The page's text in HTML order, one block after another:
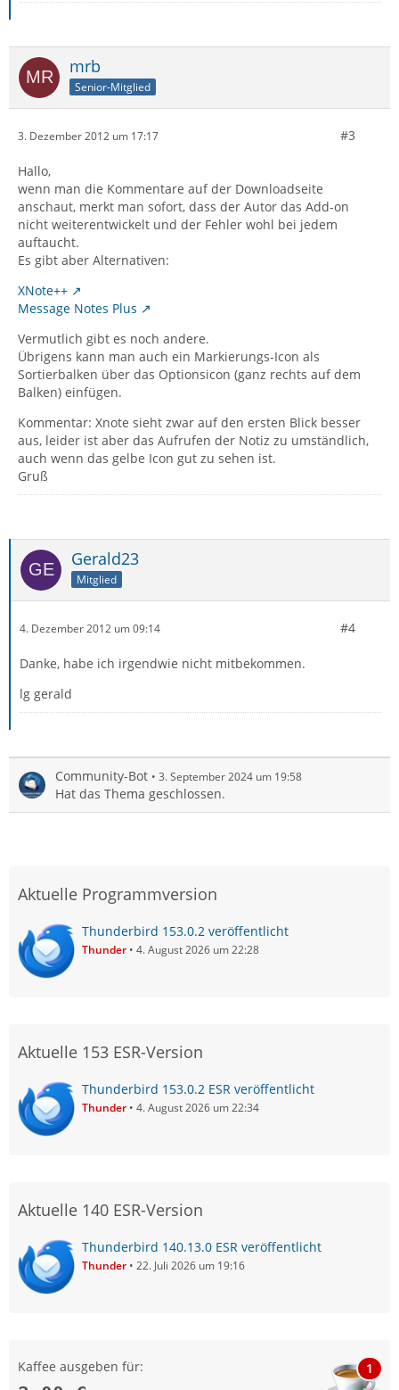
mrb
Senior-Mitglied
3. Dezember 2012 um 17:17 #3
Hallo,
wenn man die Kommentare auf der Downloadseite
anschaut, merkt man sofort, dass der Autor das Add-on
nicht weiterentwickelt und der Fehler wohl bei jedem
auftaucht.
Es gibt aber Alternativen:
XNote++
Message Notes Plus
Vermutlich gibt es noch andere.
Übrigens kann man auch ein Markierungs-Icon als
Sortierbalken über das Optionsicon (ganz rechts auf dem
Balken) einfügen.
Kommentar: Xnote sieht zwar auf den ersten Blick besser
aus, leider ist aber das Aufrufen der Notiz zu umständlich,
auch wenn das gelbe Icon gut zu sehen ist.
Gruß
Gerald23
Mitglied
4. Dezember 2012 um 09:14 #4
Danke, habe ich irgendwie nicht mitbekommen.
lg gerald
Community-Bot 3. September 2024 um 19:58
Hat das Thema geschlossen.
Aktuelle Programmversion
Thunderbird 153.0.2 veröffentlicht
Thunder 4. August 2026 um 22:28
Aktuelle 153 ESR-Version
Thunderbird 153.0.2 ESR veröffentlicht
Thunder 4. August 2026 um 22:34
Aktuelle 140 ESR-Version
Thunderbird 140.13.0 ESR veröffentlicht
Thunder 22. Juli 2026 um 19:16
Kaffee ausgeben für: 1